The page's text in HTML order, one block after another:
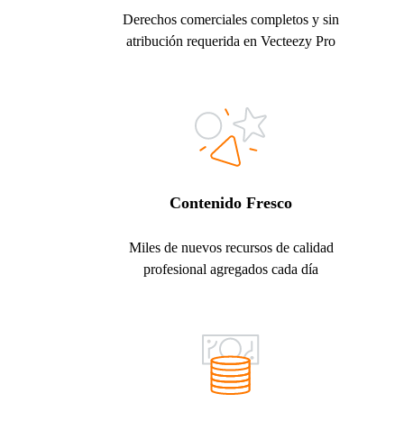
Derechos comerciales completos y sin
atribución requerida en Vecteezy Pro
Contenido Fresco
Miles de nuevos recursos de calidad
profesional agregados cada día